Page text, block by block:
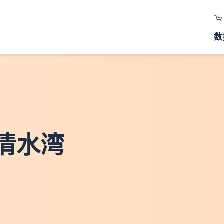
水湾